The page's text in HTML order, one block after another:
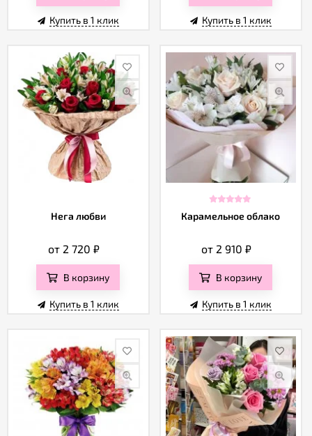
Купить в 1 клик Купить в 1 клик
Нега любви
от 2 720₽
В корзину
Купить в 1 клик
Карамельное облако
от 2 910₽
В корзину
Купить в 1 клик